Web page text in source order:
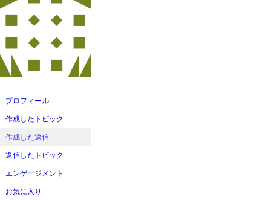
ン
ツ
へ
ス
ッ
プ
プロフィール
作成したトピック
作成した返信
返信したトピック
エンゲージメント
お気に入り